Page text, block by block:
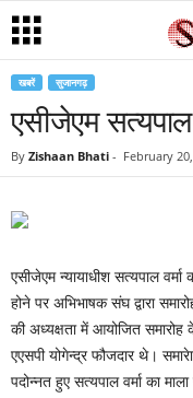
खबरें सुजानगढ़
एसीजेएम सत्यपाल
By Zishaan Bhati - February
एसीजेएम न्यायाधीश सत्यपाल
होने पर अभिभाषक संघ द्वारा
की अध्यक्षता में आयोजित
एएसपी योगेन्द्र फौजदार थे।
पदोन्नत हुए सत्यपाल वर्मा का